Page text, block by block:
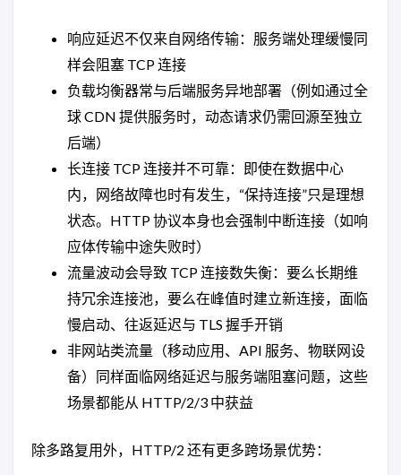
响应延迟不仅来自网络传输：服务端处理缓慢同
样会阻塞 TCP 连接
负载均衡器常与后端服务异地部署（例如通过全
球 CDN 提供服务时，动态请求仍需回源至独立
后端）
长连接 TCP 连接并不可靠：即使在数据中心
内，网络故障也时有发生，“保持连接”只是理想
状态。HTTP 协议本身也会强制中断连接（如响
应体传输中途失败时）
流量波动会导致 TCP 连接数失衡：要么长期维
持冗余连接池，要么在峰值时建立新连接，面临
慢启动、往返延迟与 TLS 握手开销
非网站类流量（移动应用、API 服务、物联网设
备）同样面临网络延迟与服务端阻塞问题，这些
场景都能从 HTTP/2/3 中获益
除多路复用外，HTTP/2 还有更多跨场景优势：